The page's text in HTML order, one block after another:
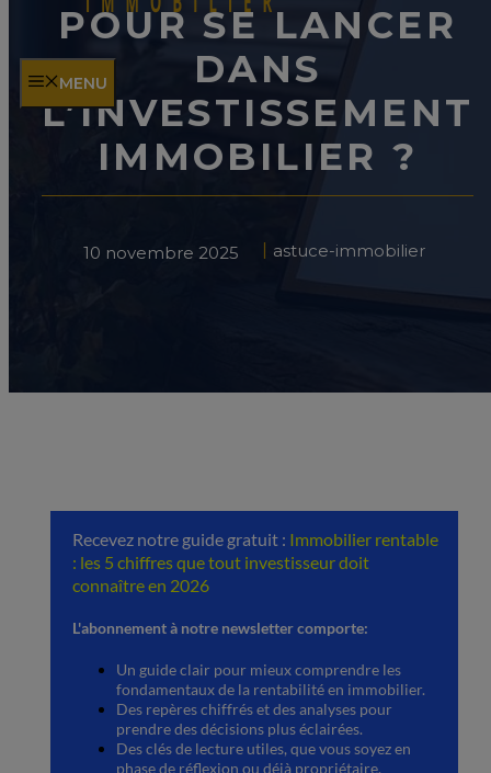
MENU
POUR SE LANCER
DANS
L’INVESTISSEMENT
IMMOBILIER ?
10 novembre 2025 astuce-immobilier